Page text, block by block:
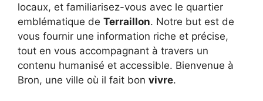
locaux, et familiarisez-vous avec le quartier
emblématique de Terraillon. Notre but est de
vous fournir une information riche et précise,
tout en vous accompagnant à travers un
contenu humanisé et accessible. Bienvenue à
Bron, une ville où il fait bon vivre.